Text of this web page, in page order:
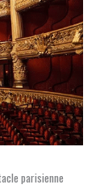
parisienne